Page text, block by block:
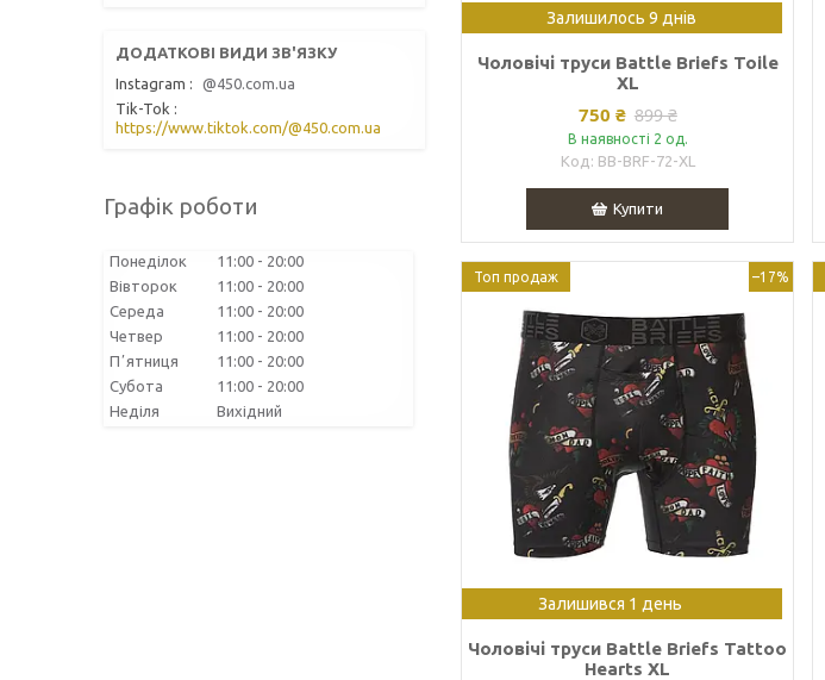
Залишилось 9 днів
Чоловічі труси Battle Briefs Toile
XL
750 ₴ 899 ₴
В наявності 2 од.
BB-BRF-72-XL
Купити
Топ продаж –17%
Залишився 1 день
Чоловічі труси Battle Briefs Tattoo
Hearts XL
Instagram
@450.com.ua
Tik-Tok
https://www.tiktok.com/@450.com.ua
Графік роботи
Понеділок 11:00
20:00
Вівторок
11:00
20:00
Середа
11:00
20:00
Четвер
11:00
20:00
Пʼятниця
11:00
20:00
Субота
11:00
20:00
Неділя
Вихідний